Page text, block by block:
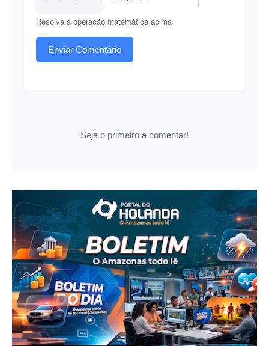
Resolva a operação matemática acima
Enviar Comentário
Seja o primeiro a comentar!